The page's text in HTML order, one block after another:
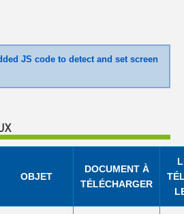
JS code to detect and set screen
OBJET
DOCUMENT À
TÉLÉCHARGER